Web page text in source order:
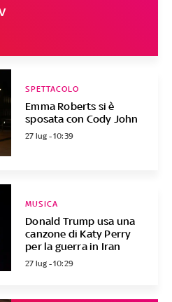
Emma Roberts si è
sposata con Cody John
SPETTACOLO
27 lug - 10:39
Donald Trump usa una
canzone di Katy Perry
per la guerra in Iran
MUSICA
27 lug - 10:29